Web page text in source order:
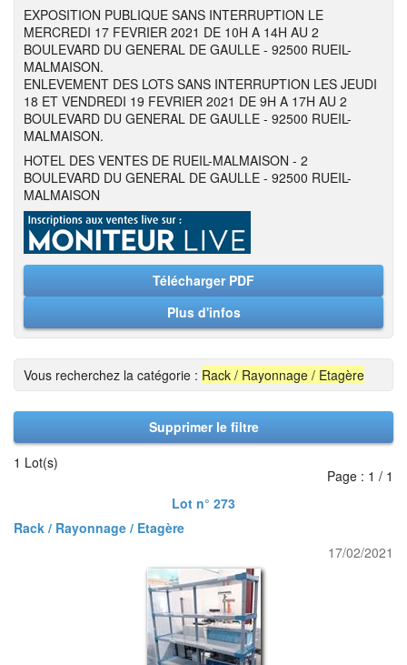
EXPOSITION PUBLIQUE SANS INTERRUPTION LE
MERCREDI 17 FEVRIER 2021 DE 10H A 14H AU 2
BOULEVARD DU GENERAL DE GAULLE - 92500 RUEIL-
MALMAISON.
ENLEVEMENT DES LOTS SANS INTERRUPTION LES JEUDI
18 ET VENDREDI 19 FEVRIER 2021 DE 9H A 17H AU 2
BOULEVARD DU GENERAL DE GAULLE - 92500 RUEIL-
MALMAISON.
HOTEL DES VENTES DE RUEIL-MALMAISON - 2
BOULEVARD DU GENERAL DE GAULLE - 92500 RUEIL-
MALMAISON
Télécharger PDF
Plus d'infos
Vous recherchez la catégorie : Rack / Rayonnage / Etagère
Supprimer le filtre
1 Lot(s)
Page : 1 / 1
Lot n° 273
Rack / Rayonnage / Etagère
17/02/2021